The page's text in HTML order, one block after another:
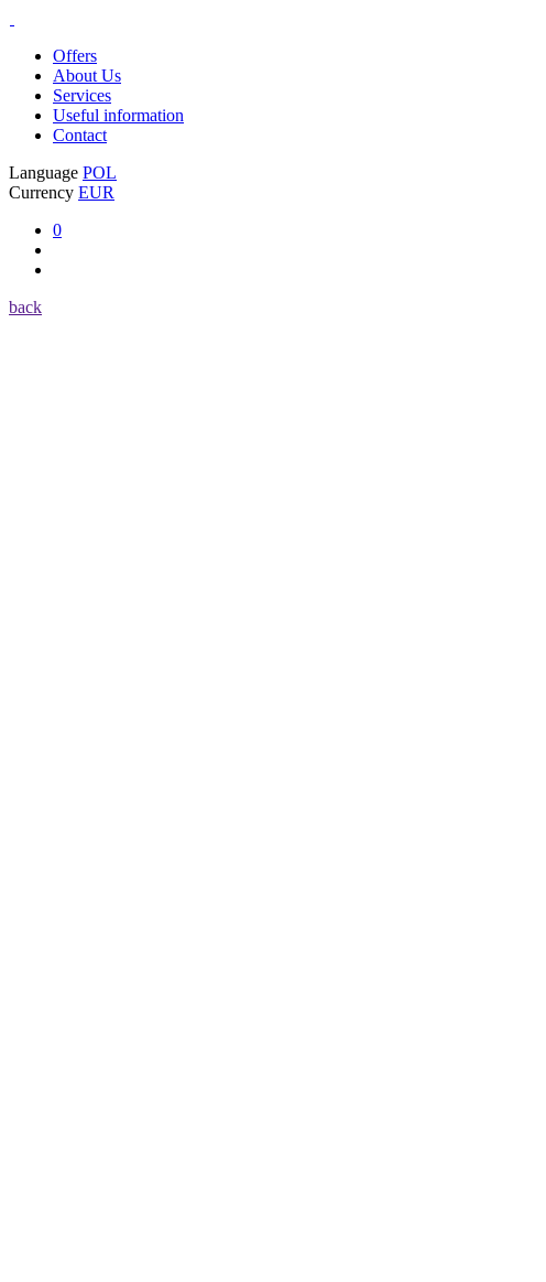
Offers
About Us
Services
Useful information
Contact
Language POL
Currency EUR
0
back